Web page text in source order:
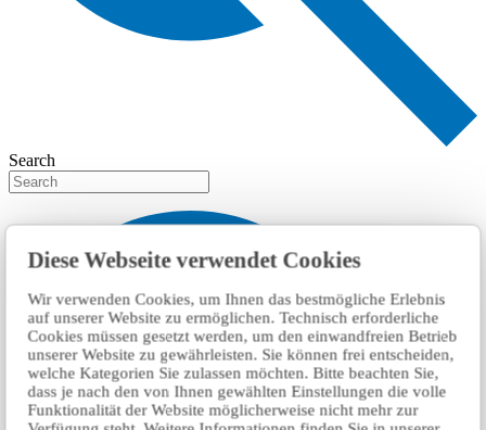
Diese Webseite verwendet Cookies
Wir verwenden Cookies, um Ihnen das bestmögliche Erlebnis
auf unserer Website zu ermöglichen. Technisch erforderliche
Cookies müssen gesetzt werden, um den einwandfreien Betrieb
unserer Website zu gewährleisten. Sie können frei entscheiden,
welche Kategorien Sie zulassen möchten. Bitte beachten Sie,
dass je nach den von Ihnen gewählten Einstellungen die volle
Funktionalität der Website möglicherweise nicht mehr zur
Search